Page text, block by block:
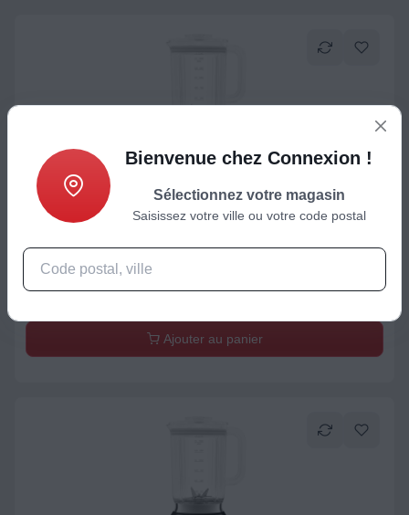
SMEG 50's Style BLF03WHEU
Ajouter au panier
Bienvenue chez Connexion !
Sélectionnez votre magasin
Saisissez votre ville ou votre code postal